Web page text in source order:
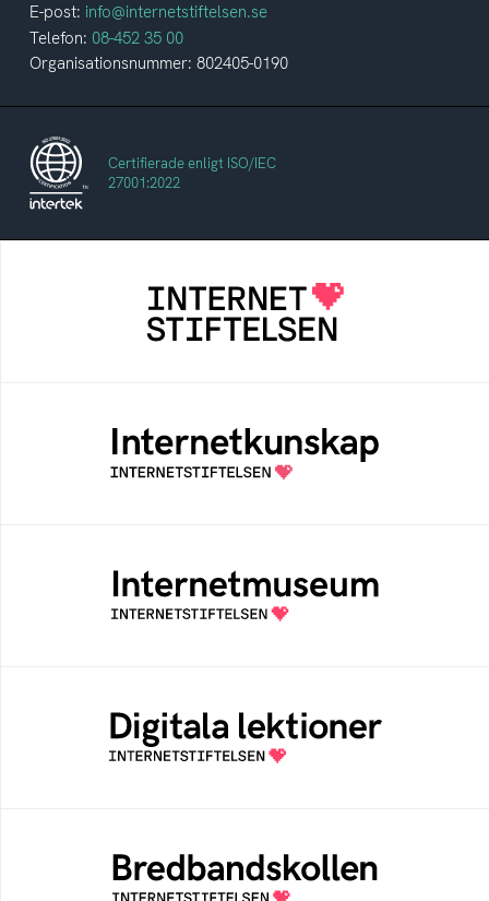
E-post: info@internetstiftelsen.se
Telefon: 08-452 35 00
Organisationsnummer: 802405-0190
Certifierade enligt ISO/IEC
27001:2022
Internetstiftelsen verkar för ett internet som
bidrar positivt till människan och samhället
Samlad kunskap som hjälper dig att bli en
säker och medveten internetanvändare
Ett digitalt museum som byggts, och kureras
av Internetstiftelsen
Öppen digital lärresurs med färdiga lektioner
för alla stadier i grundskolan
Bredbandskollen är ett oberoende
konsumentverktyg som drivs av